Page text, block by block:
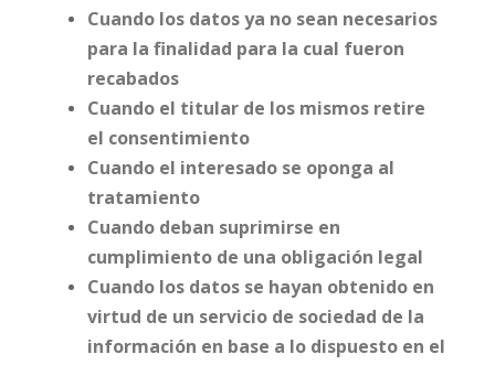
Cuando los datos ya no sean necesarios
para la finalidad para la cual fueron
recabados
Cuando el titular de los mismos retire
el consentimiento
Cuando el interesado se oponga al
tratamiento
Cuando deban suprimirse en
cumplimiento de una obligación legal
Cuando los datos se hayan obtenido en
virtud de un servicio de sociedad de la
información en base a lo dispuesto en el